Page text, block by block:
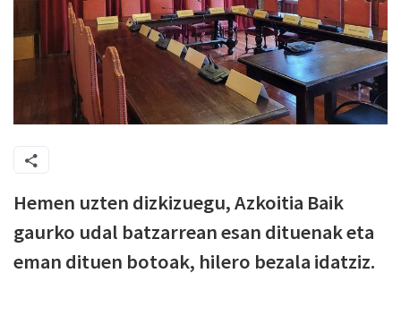
Hemen uzten dizkizuegu, Azkoitia Baik
gaurko udal batzarrean esan dituenak eta
eman dituen botoak, hilero bezala idatziz.